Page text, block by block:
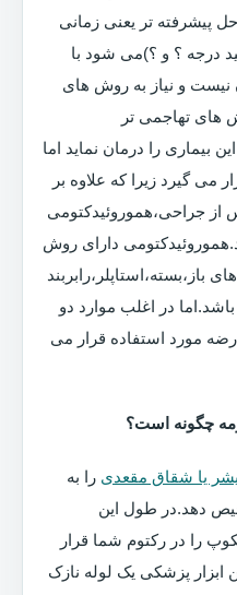
پیشرفته تر یعنی زمانی
درجه ؟ و ؟)می شود با
نیست و نیاز به روش های
های تهاجمی تر
بیماری را درمان نماید اما
می گیرد زیرا که علاوه بر
از جراحی،هموروئیدکتومی
دارای روش
در اغلب موارد دو
مورد استفاده قرار می
چگونه است؟
یا شقاق مقعدی را به
دهد.در طول این
را در رکتوم شما قرار
ابزار پزشکی یک لوله نازک